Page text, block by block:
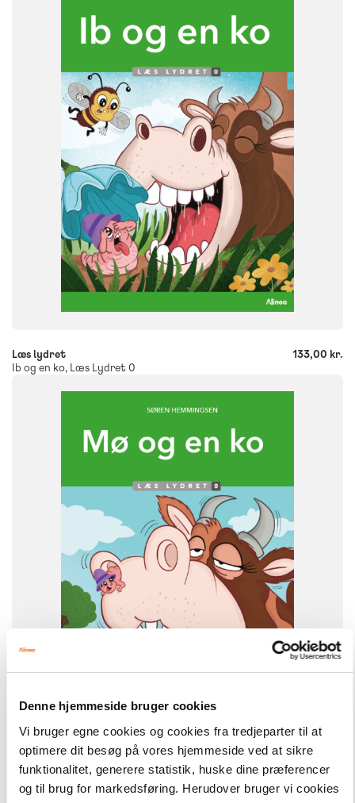
Denne hjemmeside bruger cookies
Vi bruger egne cookies og cookies fra tredjeparter til at
optimere dit besøg på vores hjemmeside ved at sikre
funktionalitet, generere statistik, huske dine præferencer
og til brug for markedsføring. Herudover bruger vi cookies
1. klasse 2. klasse 3. klasse
FORMAT
Flergangsbog
9788723578945
+
Læs lydret
Ib og en ko, Læs Lydret 0
133,00 kr.
1. klasse 2. klasse 3. klasse
FORMAT
9788723580108
- +
Læs lydret
Mø og en ko, Læs Lydret 0
133,00 kr.